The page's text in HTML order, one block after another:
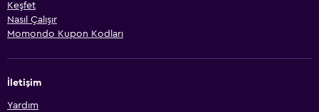
Keşfet
Nasıl Çalışır
Momondo Kupon Kodları
İletişim
Yardım